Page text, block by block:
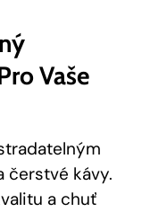
Vaše
čerstvé kávy.
a chuť